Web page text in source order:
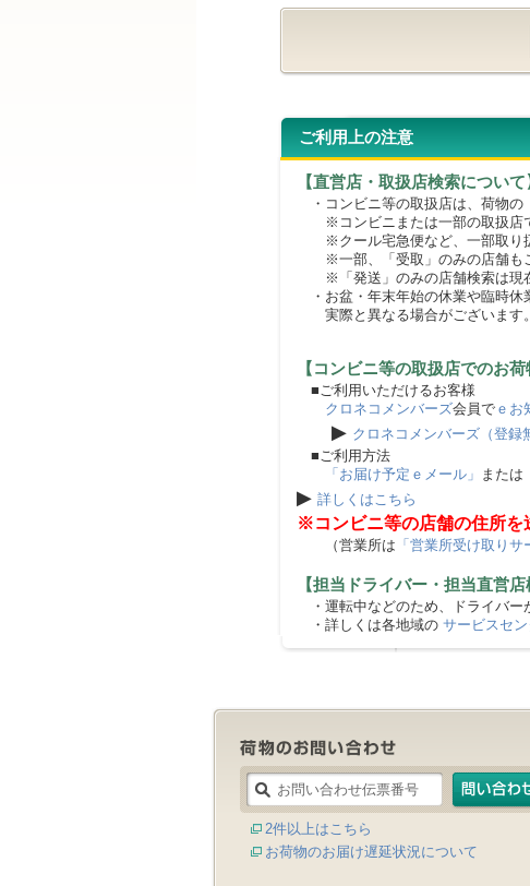
ご利用上の注意
【直営店・取扱店検索について
・コンビニ等の取扱店は、荷物の
※コンビニまたは一部の取扱店で
※クール宅急便など、一部取り扱
※一部、「受取」のみの店舗もご
※「発送」のみの店舗検索は現在
・お盆・年末年始の休業や臨時休
実際と異なる場合がございます。
【コンビニ等の取扱店でのお
■ご利用いただけるお客様
クロネコメンバーズ会員で ｅお
▶ クロネコメンバーズ（登録
■ご利用方法
「お届け予定ｅメール」 または
▶ 詳しくはこちら
※コンビニ等の店舗の住所を
（営業所は 「営業所受け取りサ
【担当ドライバー・担当直営店
・運転中などのため、ドライバー
・詳しくは各地域の サービスセン
2件以上はこちら
お荷物のお届け遅延状況について